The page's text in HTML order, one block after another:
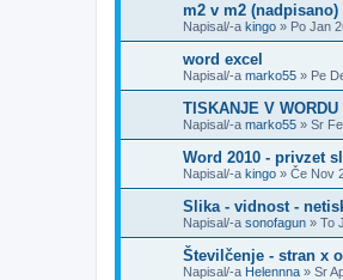
m2 v m2 (nadpisano)
Napisal/-a kingo » Po Jan
word excel
Napisal/-a marko55 » Pe
TISKANJE V WORDU
Napisal/-a marko55 » Sr
Word 2010 - privzet
Napisal/-a kingo » Če Nov
Slika - vidnost -
Napisal/-a sonofagun » To
Številčenje - stran x
Napisal/-a Helennna » Sr